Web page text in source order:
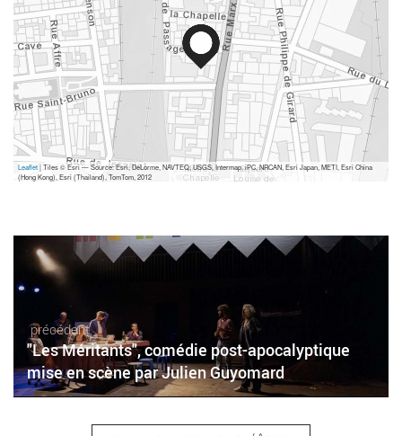
Leaflet| Tiles © Esri — Source: Esri, DeLorme, NAVTEQ, USGS, Intermap, iPC, NRCAN, Esri Japan, METI, Esri China
(Hong Kong), Esri (Thailand), TomTom, 2012
précédent
"Les Méritants", comédie post-apocalyptique
mise en scène par Julien Guyomard